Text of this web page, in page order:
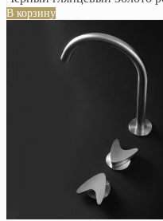
В корзину